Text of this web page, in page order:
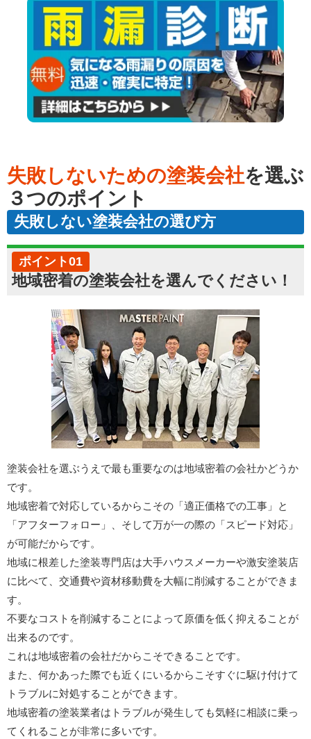
失敗しないための塗装会社を選ぶ
３つのポイント
失敗しない塗装会社の選び方
ポイント01
地域密着の塗装会社を選んでください！
塗装会社を選ぶうえで最も重要なのは地域密着の会社かどうか
です。
地域密着で対応しているからこその「適正価格での工事」と
「アフターフォロー」、そして万が一の際の「スピード対応」
が可能だからです。
地域に根差した塗装専門店は大手ハウスメーカーや激安塗装店
に比べて、交通費や資材移動費を大幅に削減することができま
す。
不要なコストを削減することによって原価を低く抑えることが
出来るのです。
これは地域密着の会社だからこそできることです。
また、何かあった際でも近くにいるからこそすぐに駆け付けて
トラブルに対処することができます。
地域密着の塗装業者はトラブルが発生しても気軽に相談に乗っ
てくれることが非常に多いです。